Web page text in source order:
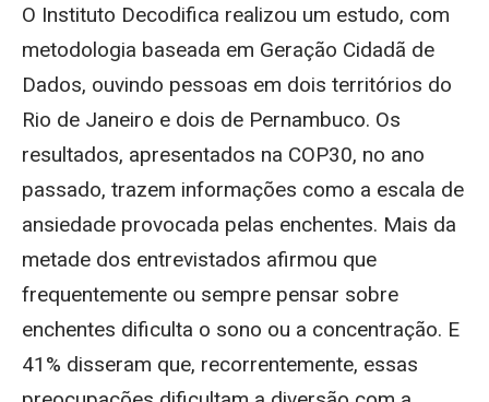
O Instituto Decodifica realizou um estudo, com
metodologia baseada em Geração Cidadã de
Dados, ouvindo pessoas em dois territórios do
Rio de Janeiro e dois de Pernambuco. Os
resultados, apresentados na COP30, no ano
passado, trazem informações como a escala de
ansiedade provocada pelas enchentes. Mais da
metade dos entrevistados afirmou que
frequentemente ou sempre pensar sobre
enchentes dificulta o sono ou a concentração. E
41% disseram que, recorrentemente, essas